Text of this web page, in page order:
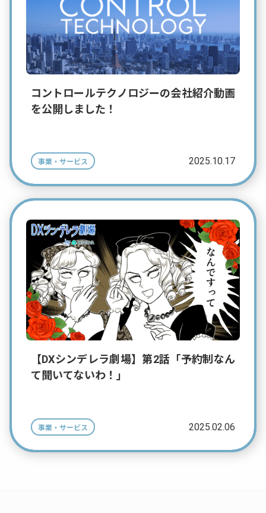
コントロールテクノロジーの会社紹介動画
を公開しました！
事業・サービス 2025.10.17
【DXシンデレラ劇場】第2話「予約制なん
て聞いてないわ！」
事業・サービス 2025.02.06